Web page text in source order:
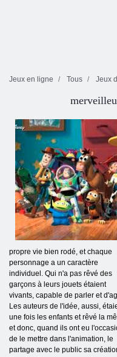
Jeux en ligne Tous Jeux
propre vie bien rodé, et chaque
personnage a un caractère
individuel. Qui n'a pas rêvé des
garçons à leurs jouets étaient
vivants, capable de parler et
Les auteurs de l'idée, aussi,
une fois les enfants et rêvé la
et donc, quand ils ont eu
de le mettre dans l'animation, le
partage avec le public sa